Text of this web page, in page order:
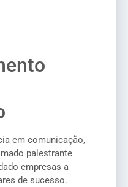
em comunicação,
palestrante
empresas a
de sucesso.